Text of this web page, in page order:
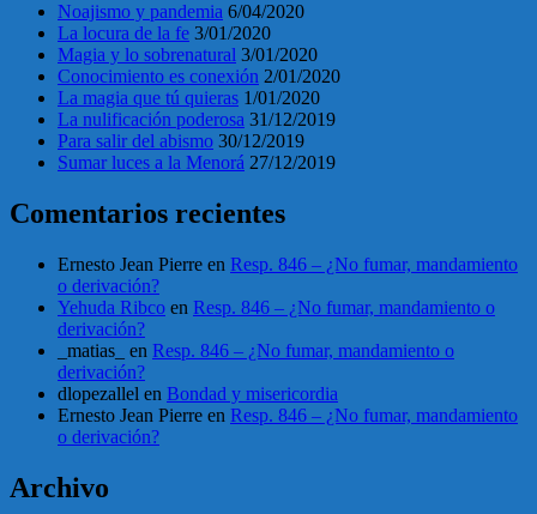
Noajismo y pandemia 6/04/2020
La locura de la fe 3/01/2020
Magia y lo sobrenatural 3/01/2020
Conocimiento es conexión 2/01/2020
La magia que tú quieras 1/01/2020
La nulificación poderosa 31/12/2019
Para salir del abismo 30/12/2019
Sumar luces a la Menorá 27/12/2019
Comentarios recientes
Ernesto Jean Pierre en Resp. 846 – ¿No fumar, mandamiento
o derivación?
Yehuda Ribco en Resp. 846 – ¿No fumar, mandamiento o
derivación?
_matias_
en Resp. 846 – ¿No fumar, mandamiento o
derivación?
dlopezallel en Bondad y misericordia
Ernesto Jean Pierre en Resp. 846 – ¿No fumar, mandamiento
o derivación?
Archivo